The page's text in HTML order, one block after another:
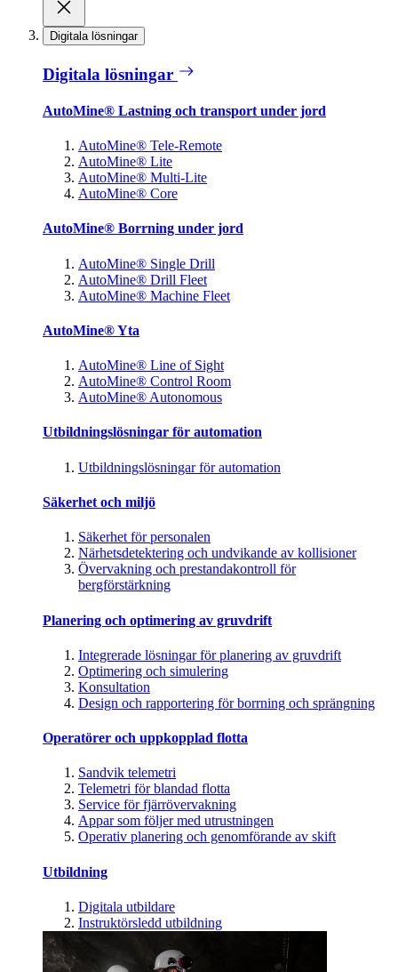
Digitala lösningar
Digitala lösningar
AutoMine® Lastning och transport under jord
AutoMine® Tele-Remote
AutoMine® Lite
AutoMine® Multi-Lite
AutoMine® Core
AutoMine® Borrning under jord
AutoMine® Single Drill
AutoMine® Drill Fleet
AutoMine® Machine Fleet
AutoMine® Yta
AutoMine® Line of Sight
AutoMine® Control Room
AutoMine® Autonomous
Utbildningslösningar för automation
Utbildningslösningar för automation
Säkerhet och miljö
Säkerhet för personalen
Närhetsdetektering och undvikande av kollisioner
Övervakning och prestandakontroll för
bergförstärkning
Planering och optimering av gruvdrift
Integrerade lösningar för planering av gruvdrift
Optimering och simulering
Konsultation
Design och rapportering för borrning och sprängning
Operatörer och uppkopplad flotta
Sandvik telemetri
Telemetri för blandad flotta
Service för fjärrövervakning
Appar som följer med utrustningen
Operativ planering och genomförande av skift
Utbildning
Digitala utbildare
Instruktörsledd utbildning